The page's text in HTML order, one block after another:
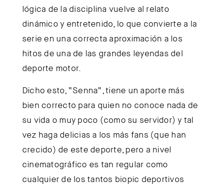
lógica de la disciplina vuelve al relato
dinámico y entretenido, lo que convierte a la
serie en una correcta aproximación a los
hitos de una de las grandes leyendas del
deporte motor.
Dicho esto, “Senna”, tiene un aporte más
bien correcto para quien no conoce nada de
su vida o muy poco (como su servidor) y tal
vez haga delicias a los más fans (que han
crecido) de este deporte, pero a nivel
cinematográfico es tan regular como
cualquier de los tantos biopic deportivos